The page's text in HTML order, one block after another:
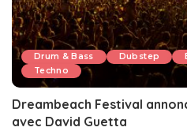
Drum & Bass Dubstep
Techno
Dreambeach Festival
avec David Guetta